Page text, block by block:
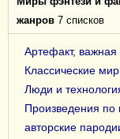
жанров 7 списков
Артефакт, важная
Классические
Люди и
Произведения
авторские